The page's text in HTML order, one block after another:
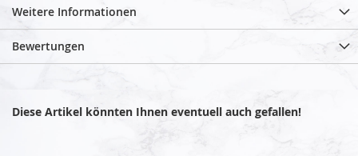
Weitere Informationen
Bewertungen
Diese Artikel könnten Ihnen eventuell auch gefallen!